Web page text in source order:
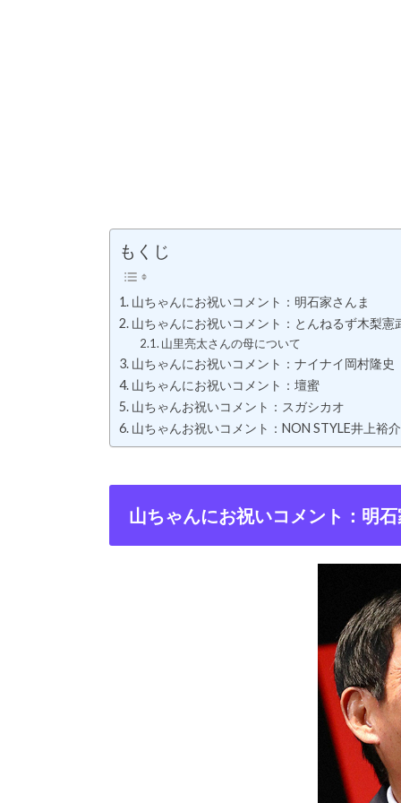
もくじ
山ちゃんにお祝いコメント：明石家さんま
山ちゃんにお祝いコメント：とんねるず木梨憲
山里亮太さんの母について
山ちゃんにお祝いコメント：ナイナイ岡村隆史
山ちゃんにお祝いコメント：壇蜜
山ちゃんお祝いコメント：スガシカオ
山ちゃんお祝いコメント：NON STYLE井上裕介
山ちゃんにお祝いコメント：明